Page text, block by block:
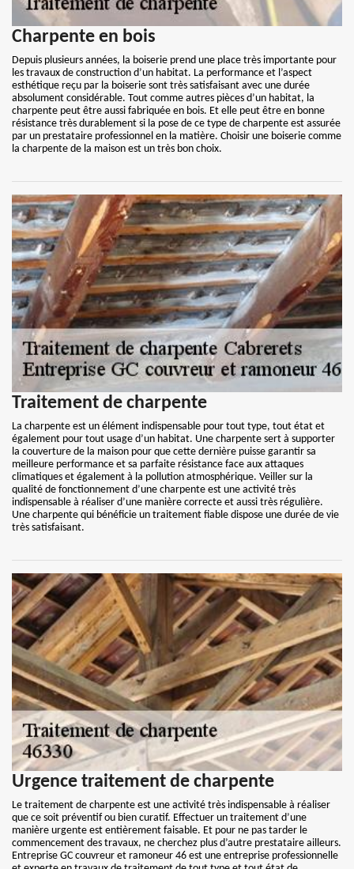
Charpente en bois
Depuis plusieurs années, la boiserie prend une place très importante pour
les travaux de construction d’un habitat. La performance et l’aspect
esthétique reçu par la boiserie sont très satisfaisant avec une durée
absolument considérable. Tout comme autres pièces d’un habitat, la
charpente peut être aussi fabriquée en bois. Et elle peut être en bonne
résistance très durablement si la pose de ce type de charpente est assurée
par un prestataire professionnel en la matière. Choisir une boiserie comme
la charpente de la maison est un très bon choix.
Traitement de charpente
La charpente est un élément indispensable pour tout type, tout état et
également pour tout usage d’un habitat. Une charpente sert à supporter
la couverture de la maison pour que cette dernière puisse garantir sa
meilleure performance et sa parfaite résistance face aux attaques
climatiques et également à la pollution atmosphérique. Veiller sur la
qualité de fonctionnement d’une charpente est une activité très
indispensable à réaliser d’une manière correcte et aussi très régulière.
Une charpente qui bénéficie un traitement fiable dispose une durée de vie
très satisfaisant.
Urgence traitement de charpente
Le traitement de charpente est une activité très indispensable à réaliser
que ce soit préventif ou bien curatif. Effectuer un traitement d’une
manière urgente est entièrement faisable. Et pour ne pas tarder le
commencement des travaux, ne cherchez plus d’autre prestataire ailleurs.
Entreprise GC couvreur et ramoneur 46 est une entreprise professionnelle